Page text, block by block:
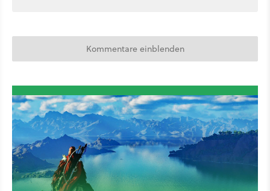
Kommentare einblenden